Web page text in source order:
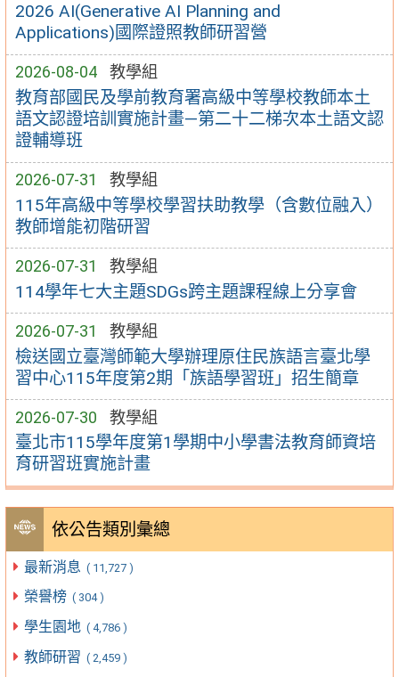
2026 AI(Generative AI Planning and
Applications)國際證照教師研習營
2026-08-04 教學組
教育部國民及學前教育署高級中等學校教師本土
語文認證培訓實施計畫—第二十二梯次本土語文認
證輔導班
2026-07-31 教學組
115年高級中等學校學習扶助教學（含數位融入）
教師增能初階研習
2026-07-31 教學組
114學年七大主題SDGs跨主題課程線上分享會
2026-07-31 教學組
檢送國立臺灣師範大學辦理原住民族語言臺北學
習中心115年度第2期「族語學習班」招生簡章
2026-07-30 教學組
臺北市115學年度第1學期中小學書法教育師資培
育研習班實施計畫
依公告類別彙總
最新消息 ( 11,727 )
榮譽榜 ( 304 )
學生園地 ( 4,786 )
教師研習 ( 2,459 )